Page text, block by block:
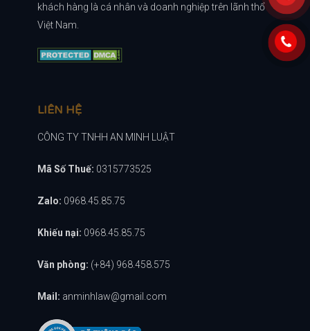
khách hàng là cá nhân và doanh nghiệp trên lãnh thổ
Việt Nam.
LIÊN HỆ
CÔNG TY TNHH AN MINH LUẬT
Mã Số Thuế: 0315773525
Zalo: 0968.45.85.75
Khiếu nại: 0968.45.85.75
Văn phòng: (+84) 968.458.575
Mail: anminhlaw@gmail.com